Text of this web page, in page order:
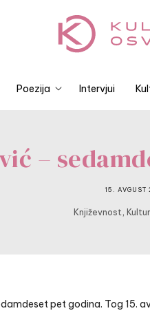
Poezija Intervjui
–
15. AVGUST
Književnost,
pet godina. Tog 15.